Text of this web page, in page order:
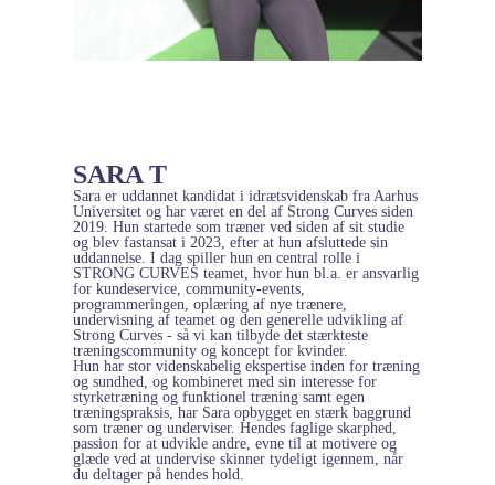
SARA T
Sara er uddannet kandidat i idrætsvidenskab fra Aarhus
Universitet og har været en del af Strong Curves siden
2019. Hun startede som træner ved siden af sit studie
og blev fastansat i 2023, efter at hun afsluttede sin
uddannelse. I dag spiller hun en central rolle i
STRONG CURVES teamet, hvor hun bl.a. er ansvarlig
for kundeservice, community-events,
programmeringen, oplæring af nye trænere,
undervisning af teamet og den generelle udvikling af
Strong Curves - så vi kan tilbyde det stærkteste
træningscommunity og koncept for kvinder.
Hun har stor videnskabelig ekspertise inden for træning
og sundhed, og kombineret med sin interesse for
styrketræning og funktionel træning samt egen
træningspraksis, har Sara opbygget en stærk baggrund
som træner og underviser. Hendes faglige skarphed,
passion for at udvikle andre, evne til at motivere og
glæde ved at undervise skinner tydeligt igennem, når
du deltager på hendes hold.